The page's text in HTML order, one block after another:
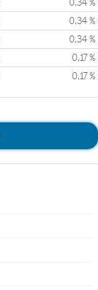
0,34 %
0,34 %
0,34 %
0,17 %
0,17 %